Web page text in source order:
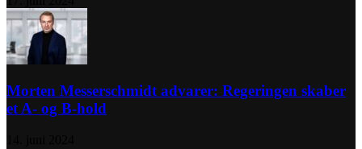
Morten Messerschmidt advarer: Regeringen skaber
et A- og B-hold